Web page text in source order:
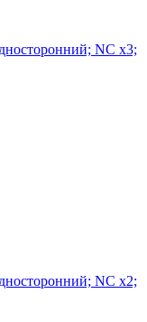
NC x3;
NC x2;